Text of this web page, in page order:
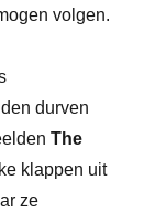
volgen.
durven
The
klappen uit
ze